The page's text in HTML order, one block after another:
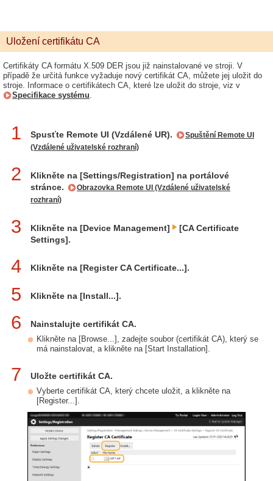
Uložení certifikátu CA
Certifikáty CA formátu X.509 DER jsou již nainstalované ve stroji. V
případě že určitá funkce vyžaduje nový certifikát CA, můžete jej uložit do
stroje. Informace o certifikátech CA, které lze uložit do stroje, viz v
Specifikace systému.
1 Spusťte Remote UI (Vzdálené UR).
Spuštění Remote UI
(Vzdálené uživatelské rozhraní)
2
Klikněte na [Settings/Registration] na portálové
stránce.
Obrazovka Remote UI (Vzdálené uživatelské
rozhraní)
3 Klikněte na [Device Management]
[CA Certificate
Settings].
4 Klikněte na [Register CA Certificate...].
5 Klikněte na [Install...].
6 Nainstalujte certifikát CA.
Klikněte na [Browse...], zadejte soubor (certifikát CA), který se
má nainstalovat, a klikněte na [Start Installation].
7 Uložte certifikát CA.
Vyberte certifikát CA, který chcete uložit, a klikněte na
[Register...].